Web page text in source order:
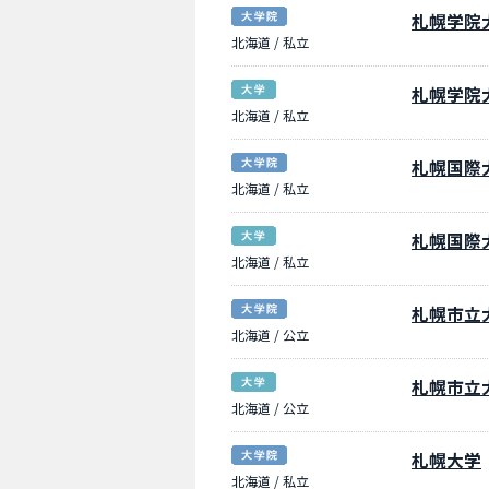
北海道 / 私立
札幌学院
北海道 / 私立
札幌学院
北海道 / 私立
札幌国際
北海道 / 私立
札幌国際
北海道 / 公立
札幌市立
北海道 / 公立
札幌市立
北海道 / 私立
札幌大学